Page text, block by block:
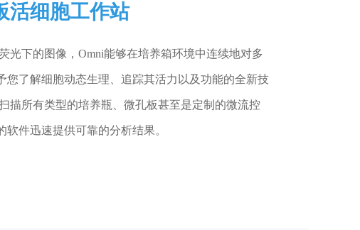
光下的图像，Omni能够在培养箱环境中连续地对多
您了解细胞动态生理、追踪其活力以及功能的全新技
描所有类型的培养瓶、微孔板甚至是定制的微流控
件迅速提供可靠的分析结果。
活细胞工作站